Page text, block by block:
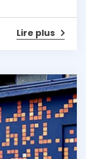
Lire plus